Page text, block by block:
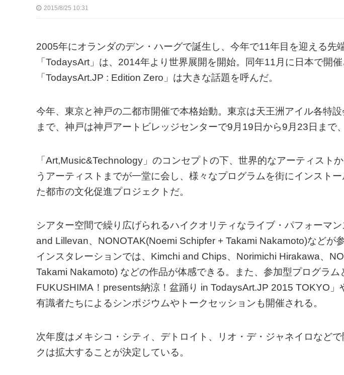
2015/8/25 10:31
2005年にオランダのデン・ハーグで誕生し、今年で11年目を迎える先
「TodaysArt」は、2014年より世界展開を開始。同年11月に日本で開
「TodaysArt.JP : Edition Zero」は大きな話題を呼んだ。
今年、東京と神戸の二都市開催で本格始動。東京は天王洲アイル各特
まで、神戸は神戸アートビレッジセンターで9月19日から9月23日まで
「Art,Music&Technology」のコンセプトの下、世界的なアーティスト
うアーティストまでが一堂に会し、様々なプログラムを街にインスト
た都市の文化促進プロジェクトだ。
シアター空間で繰り広げられるハイクオリティなライブ・パフォーマ
and Lillevan、NONOTAK(Noemi Schipfer + Takami Nakamoto)などが
インスタレーションでは、Kimchi and Chips、Norimichi Hirakawa、
Takami Nakamoto) などの作品が体感できる。また、参加型プログラ
FUKUSHIMA！presents納涼！盆踊り in TodaysArt.JP 2015 TOKYO」
有識者たちによるシンポジウムやトークセッションも開催される。
次年度はメキシコ・シティ、デトロイト、リオ・デ・ジャネイロなど
クは拡大することが決定している。